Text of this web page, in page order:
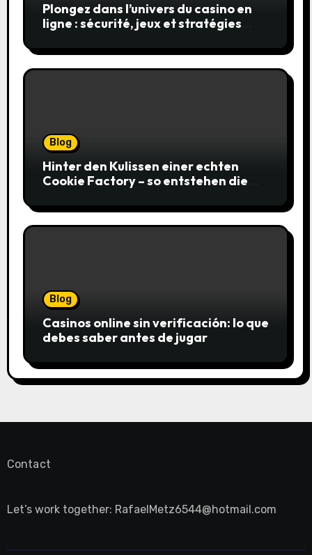
Plongez dans l’univers du casino en
ligne : sécurité, jeux et stratégies
Blog
Hinter den Kulissen einer echten
Cookie Factory – so entstehen die
Blog
Casinos online sin verificación: lo que
debes saber antes de jugar
Contact
Let’s work together: RafaelMetz6544@hotmail.com